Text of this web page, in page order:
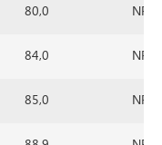
80,0 NR/
84,0 NR/
85,0 NR/